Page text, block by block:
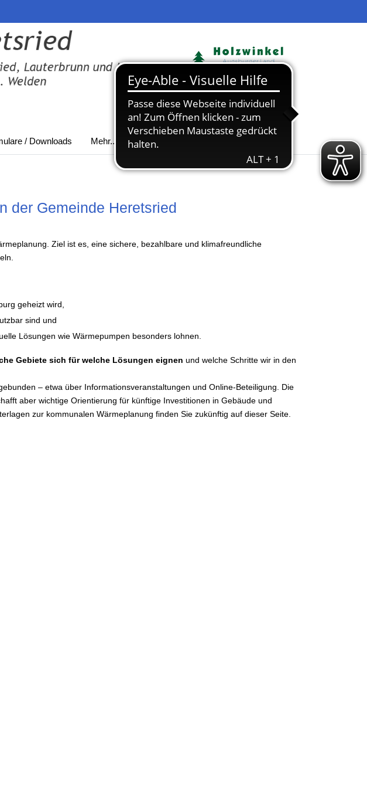
/ Downloads Mehr...
der Gemeinde Heretsried
Ziel ist es, eine sichere, bezahlbare und klimafreundliche
geheizt wird,
sind und
Lösungen wie Wärmepumpen besonders lohnen.
Gebiete sich für welche Lösungen eignen und welche Schritte wir in den
– etwa über Informationsveranstaltungen und Online-Beteiligung. Die
aber wichtige Orientierung für künftige Investitionen in Gebäude und
zur kommunalen Wärmeplanung finden Sie zukünftig auf dieser Seite.